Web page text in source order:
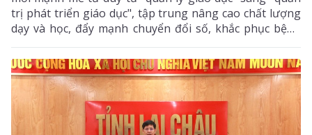
trị phát triển giáo dục", tập trung nâng cao chất lượng
dạy và học, đẩy mạnh chuyển đổi số, khắc phục bệnh
thành tích, bảo đảm đủ giáo viên, trường lớp, cơ sở
vật chất và xây dựng môi trường giáo dục an toàn,
hiện đại, đáp ứng yêu cầu phát triển nguồn nhân lực
chất lượng cao.